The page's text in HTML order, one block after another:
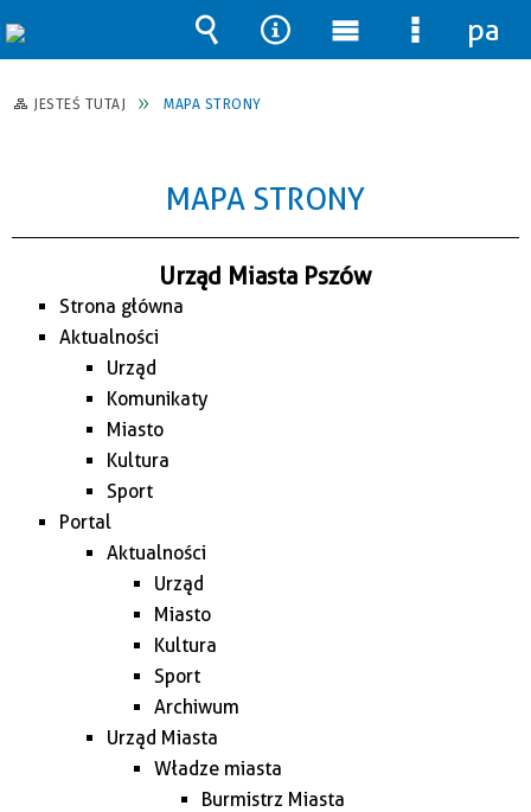
JESTEŚ TUTAJ MAPA STRONY
MAPA STRONY
Urząd Miasta Pszów
Strona główna
Aktualności
Urząd
Komunikaty
Miasto
Kultura
Sport
Portal
Aktualności
Urząd
Miasto
Kultura
Sport
Archiwum
Urząd Miasta
Władze miasta
Burmistrz Miasta
Wyszukiwarka
Narzędzia
MenuMenu